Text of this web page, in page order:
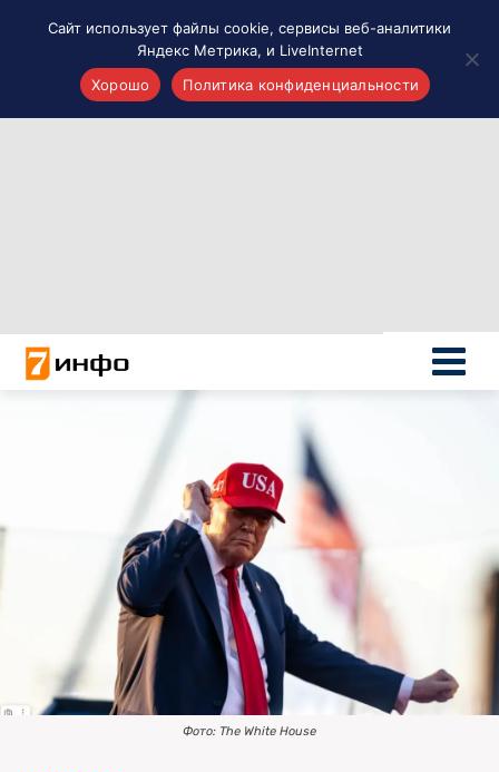
Новости России
Политика
Новости мира
ПОИСК ПО САЙТУ
Фото: The White House
Сайт использует файлы cookie, сервисы веб-аналитики
Яндекс Метрика, и LiveInternet
Хорошо
Политика конфиденциальности